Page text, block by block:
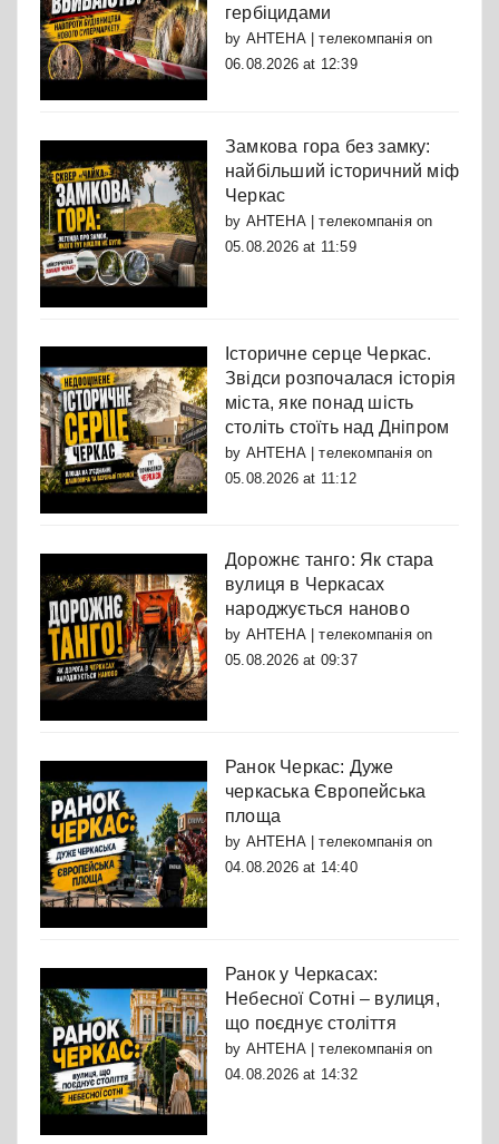
гербіцидами
by АНТЕНА | телекомпаніяon
06.08.2026 at 12:39
Замкова гора без замку:
найбільший історичний міф
Черкас
by АНТЕНА | телекомпаніяon
05.08.2026 at 11:59
Історичне серце Черкас.
Звідси розпочалася історія
міста, яке понад шість
століть стоїть над Дніпром
by АНТЕНА | телекомпаніяon
05.08.2026 at 11:12
Дорожнє танго: Як стара
вулиця в Черкасах
народжується наново
by АНТЕНА | телекомпаніяon
05.08.2026 at 09:37
Ранок Черкас: Дуже
черкаська Європейська
площа
by АНТЕНА | телекомпаніяon
04.08.2026 at 14:40
Ранок у Черкасах:
Небесної Сотні – вулиця,
що поєднує століття
by АНТЕНА | телекомпаніяon
04.08.2026 at 14:32